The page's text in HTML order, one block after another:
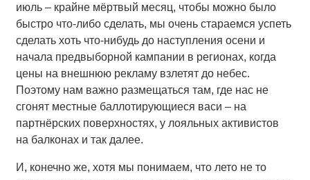
июль – крайне мёртвый месяц, чтобы можно было
быстро что-либо сделать, мы очень стараемся успеть
сделать хоть что-нибудь до наступления осени и
начала предвыборной кампании в регионах, когда
цены на внешнюю рекламу взлетят до небес.
Поэтому нам важно размещаться там, где нас не
сгонят местные баллотирующиеся васи – на
партнёрских поверхностях, у лояльных активистов
на балконах и так далее.
И, конечно же, хотя мы понимаем, что лето не то